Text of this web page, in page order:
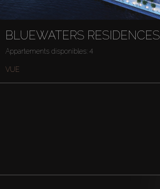
BLUEWATERS RESIDENCES
Appartements disponibles: 4
VUE